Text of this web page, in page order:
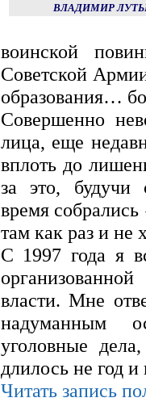
ВЛАДИМИР
воинской
Советской
образования…
Совершенно
лица, еще
вплоть до
за это, будучи
время
там как раз и не
С 1997 года я
власти. Мне
надуманным
уголовные
длилось не год
Читать запись